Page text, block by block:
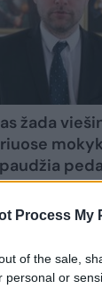
Process My
of the sale,
personal or
žada